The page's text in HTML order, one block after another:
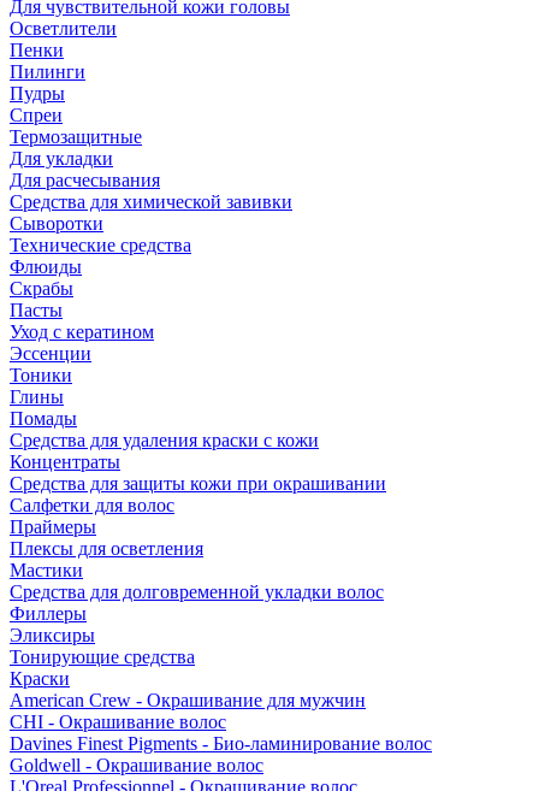
Для чувствительной кожи головы
Осветлители
Пенки
Пилинги
Пудры
Спреи
Термозащитные
Для укладки
Для расчесывания
Средства для химической завивки
Сыворотки
Технические средства
Флюиды
Скрабы
Пасты
Уход с кератином
Эссенции
Тоники
Глины
Помады
Средства для удаления краски с кожи
Концентраты
Средства для защиты кожи при окрашивании
Салфетки для волос
Праймеры
Плексы для осветления
Мастики
Средства для долговременной укладки волос
Филлеры
Эликсиры
Тонирующие средства
Краски
American Crew - Окрашивание для мужчин
CHI - Окрашивание волос
Davines Finest Pigments - Био-ламинирование волос
Goldwell - Окрашивание волос
L'Oreal Professionnel - Окрашивание волос